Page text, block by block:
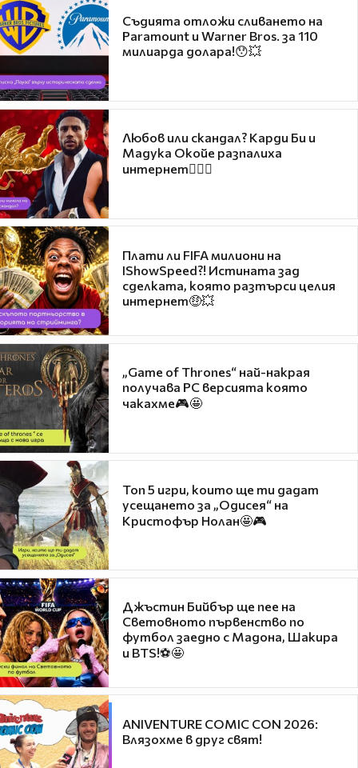
Съдията отложи сливането на
Paramount и Warner Bros. за 110
милиарда долара!😯💥
Любов или скандал? Карди Би и
Мадука Окойе разпалиха
интернет❤️‍🔥🔥
Плати ли FIFA милиони на
IShowSpeed?! Истината зад
сделката, която разтърси целия
интернет🤑💥
„Game of Thrones“ най-накрая
получава PC версията която
чакахме🎮🤩
Топ 5 игри, които ще ти дадат
усещането за „Одисея“ на
Кристофър Нолан🤩🎮
Джъстин Бийбър ще пее на
Световното първенство по
футбол заедно с Мадона, Шакира
и BTS!⚽🤩
ANIVENTURE COMIC CON 2026:
Влязохме в друг свят!